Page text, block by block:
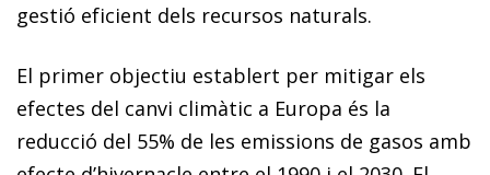
gestió eficient dels recursos naturals.
El primer objectiu establert per mitigar els
efectes del canvi climàtic a Europa és la
reducció del 55% de les emissions de gasos amb